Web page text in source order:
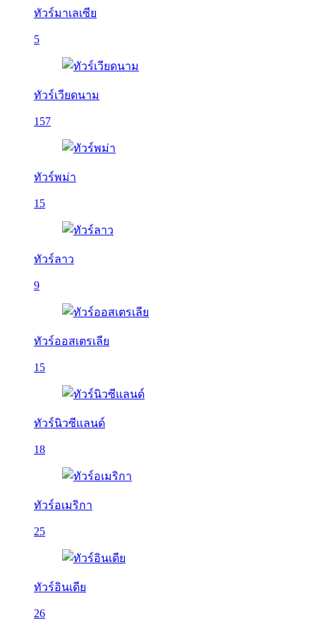
ทัวร์มาเลเซีย
5
ทัวร์เวียดนาม
157
ทัวร์พม่า
15
ทัวร์ลาว
9
ทัวร์ออสเตรเลีย
15
ทัวร์นิวซีแลนด์
18
ทัวร์อเมริกา
25
ทัวร์อินเดีย
26